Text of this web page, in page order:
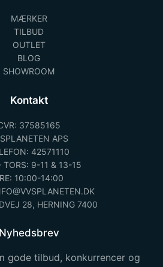
MÆRKER
TILBUD
OUTLET
BLOG
SHOWROOM
Kontakt
37585165
APS
42571110
TORS: 9-11 & 13-15
10:00-14:00
28, HERNING 7400
Nyhedsbrev
gode tilbud, konkurrencer og